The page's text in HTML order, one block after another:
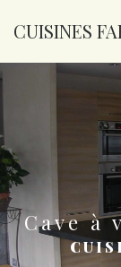
CUISINES
cave